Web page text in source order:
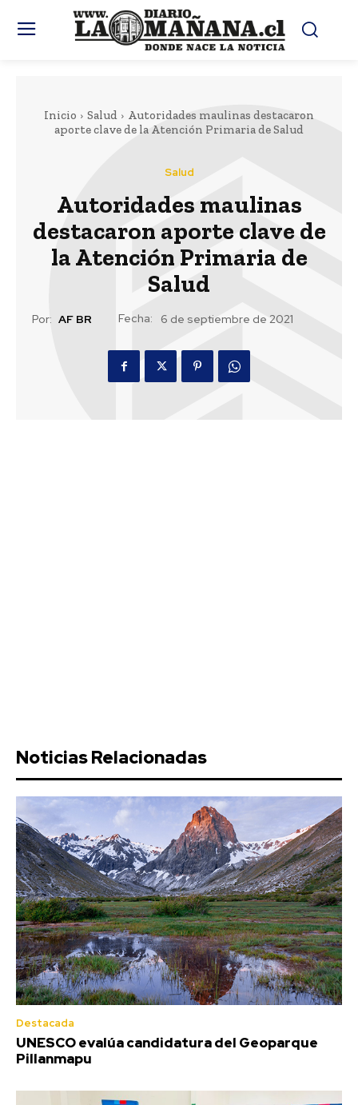
Inicio Salud
Autoridades maulinas destacaron
aporte clave de la Atención Primaria de Salud
Salud
Autoridades maulinas
destacaron aporte clave de
la Atención Primaria de
Salud
Por: AF BR Fecha: 6 de septiembre de 2021
Noticias Relacionadas
Destacada
UNESCO evalúa candidatura del Geoparque
Pillanmapu